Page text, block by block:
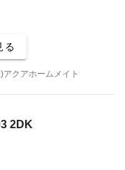
る
クアホームメイト
2DK